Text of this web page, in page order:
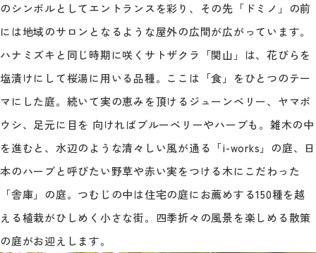
のシンボルとしてエントランスを彩り、その先「ドミノ」の前
には地域のサロンとなるような屋外の広間が広がっています。
ハナミズキと同じ時期に咲くサトザクラ「関山」は、花びらを
塩漬けにして桜湯に用いる品種。ここは「食」をひとつのテー
マにした庭。続いて実の恵みを頂けるジューンベリー、ヤマボ
ウシ、足元に目を 向ければブルーベリーやハーブも。雑木の中
を進むと、水辺のような清々しい風が通る「i-works」の庭、日
本のハーブと呼びたい野草や赤い実をつける木にこだわった
「舎庫」の庭。つむじの中は住宅の庭にお薦めする150種を越
える植栽がひしめく小さな街。四季折々の風景を楽しめる散策
の庭がお迎えします。